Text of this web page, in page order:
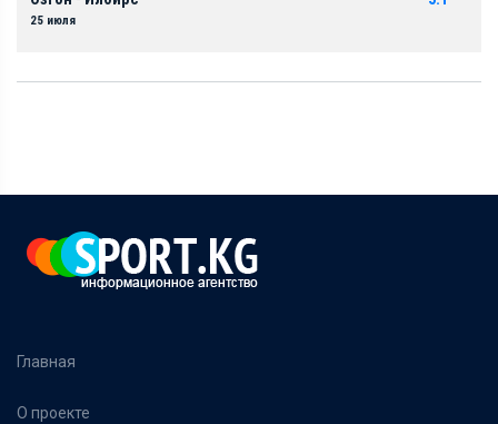
25 июля
Главная
О проекте